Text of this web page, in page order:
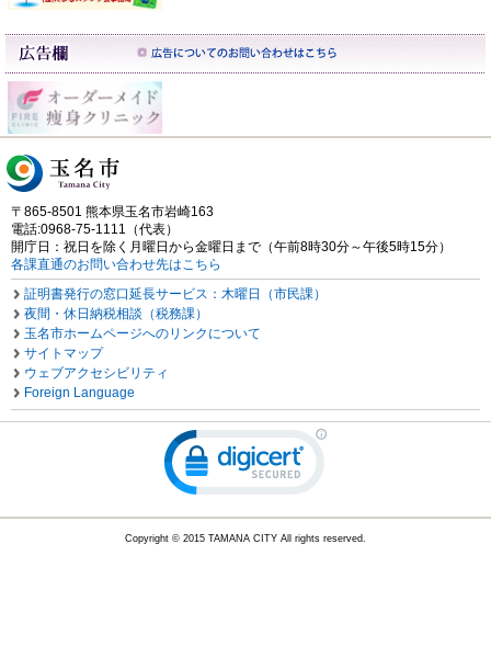
〒865-8501 熊本県玉名市岩崎163
電話:0968-75-1111（代表）
開庁日：祝日を除く月曜日から金曜日まで（午前8時30分～午後5時15分）
各課直通のお問い合わせ先はこちら
証明書発行の窓口延長サービス：木曜日（市民課）
夜間・休日納税相談（税務課）
玉名市ホームページへのリンクについて
サイトマップ
ウェブアクセシビリティ
Foreign Language
Copyright © 2015 TAMANA CITY All rights reserved.